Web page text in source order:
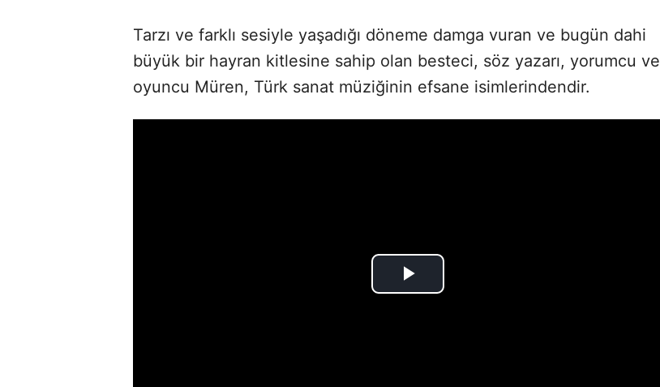
Tarzı ve farklı sesiyle yaşadığı döneme damga vuran ve bugün dahi
büyük bir hayran kitlesine sahip olan besteci, söz yazarı, yorumcu ve
oyuncu Müren, Türk sanat müziğinin efsane isimlerindendir.